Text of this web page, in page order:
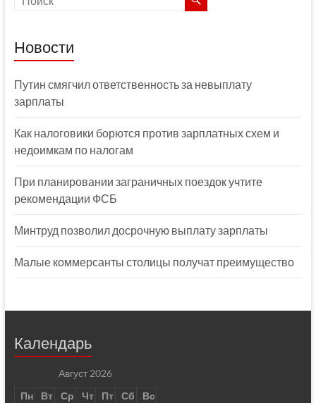
Новости
Путин смягчил ответственность за невыплату
зарплаты
Как налоговики борются против зарплатных схем и
недоимкам по налогам
При планировании заграничных поездок учтите
рекомендации ФСБ
Минтруд позволил досрочную выплату зарплаты
Малые коммерсанты столицы получат преимущество
Календарь
Август 2026
Пн
Вт Ср Чт Пт Сб
Вс